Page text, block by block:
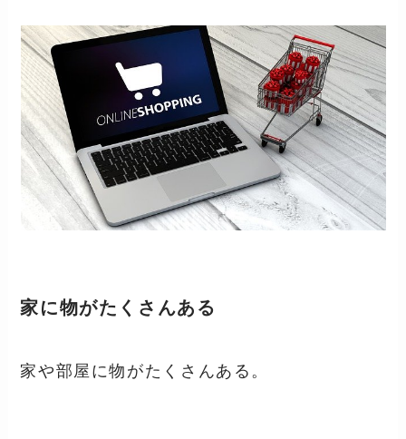
家に物がたくさんある
家や部屋に物がたくさんある。